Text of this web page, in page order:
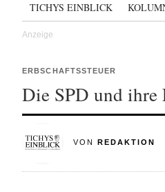
TICHYS EINBLICK
ERBSCHAFTSSTEUER
Die SPD und ihre
VON REDAKTION